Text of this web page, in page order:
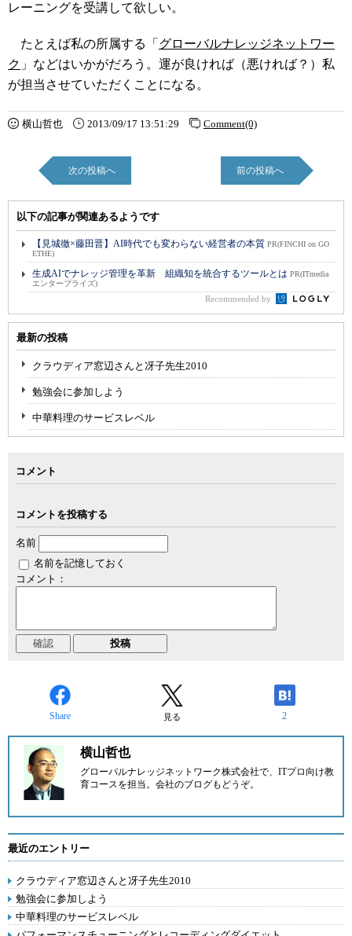
レーニングを受講して欲しい。
たとえば私の所属する「 グローバルナレッジネットワー
ク 」などはいかがだろう。運が良ければ（悪ければ？）私
が担当させていただくことになる。
横山哲也 2013/09/17 13:51:29 Comment(0)
次の投稿へ 前の投稿へ
以下の記事が関連あるようです
【見城徹×藤田晋】AI時代でも変わらない経営者の本質 PR(FINCHI on GO
ETHE)
生成AIでナレッジ管理を革新 組織知を統合するツールとは PR(ITmedia
エンタープライズ)
Recommended by
最新の投稿
クラウディア窓辺さんと冴子先生2010
勉強会に参加しよう
中華料理のサービスレベル
コメント
コメントを投稿する
名前
名前を記憶しておく
コメント：
Share 見る 2
横山哲也
グローバルナレッジネットワーク株式会社で、ITプロ向け教
育コースを担当。 会社のブログもどうぞ。
最近のエントリー
クラウディア窓辺さんと冴子先生2010
勉強会に参加しよう
中華料理のサービスレベル